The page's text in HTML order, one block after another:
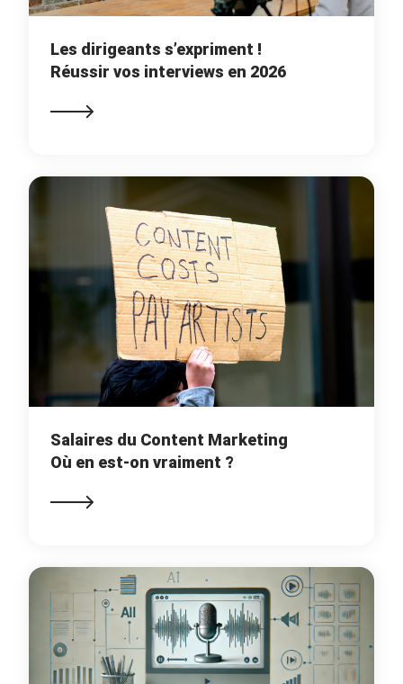
Les dirigeants s’expriment !
Réussir vos interviews en 2026
Salaires du Content Marketing
Où en est-on vraiment ?